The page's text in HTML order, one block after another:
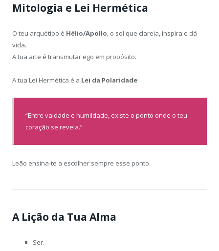
Mitologia e Lei Hermética
O teu arquétipo é Hélio/Apollo, o sol que clareia, inspira e dá
vida.
A tua arte é transmutar ego em propósito.
A tua Lei Hermética é a Lei da Polaridade:
“Entre vaidade e humildade, existe o ponto onde o teu
coração se revela.”
Leão ensina-te a escolher sempre esse ponto.
A Lição da Tua Alma
Ser.